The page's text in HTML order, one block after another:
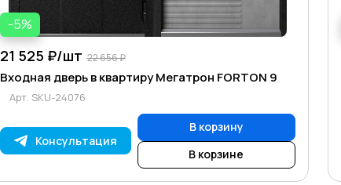
-5%
21 525 ₽/шт 22 656 ₽
Входная дверь в квартиру Мегатрон FORTON 9
Арт. SKU-24076
Консультация
В корзину
В корзине